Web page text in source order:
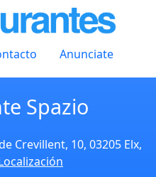
Anunciate
Spazio
Crevillent, 10, 03205 Elx,